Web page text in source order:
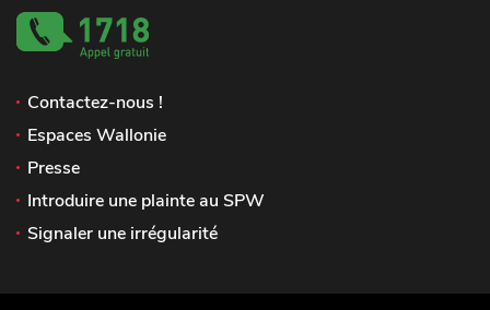
Contactez-nous !
Espaces Wallonie
Presse
Introduire une plainte au SPW
Signaler une irrégularité